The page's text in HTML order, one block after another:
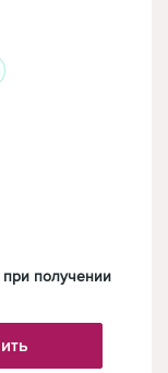
получении